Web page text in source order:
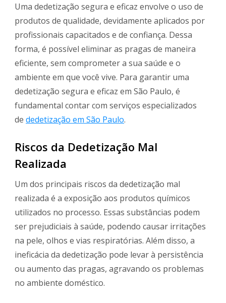
Uma dedetização segura e eficaz envolve o uso de
produtos de qualidade, devidamente aplicados por
profissionais capacitados e de confiança. Dessa
forma, é possível eliminar as pragas de maneira
eficiente, sem comprometer a sua saúde e o
ambiente em que você vive. Para garantir uma
dedetização segura e eficaz em São Paulo, é
fundamental contar com serviços especializados
de dedetização em São Paulo.
Riscos da Dedetização Mal
Realizada
Um dos principais riscos da dedetização mal
realizada é a exposição aos produtos químicos
utilizados no processo. Essas substâncias podem
ser prejudiciais à saúde, podendo causar irritações
na pele, olhos e vias respiratórias. Além disso, a
ineficácia da dedetização pode levar à persistência
ou aumento das pragas, agravando os problemas
no ambiente doméstico.